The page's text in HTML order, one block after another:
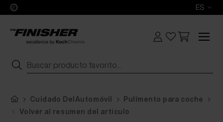
ES
Cuidado DelAutomóvil Pulimento para coche
Volver al resumen del artículo